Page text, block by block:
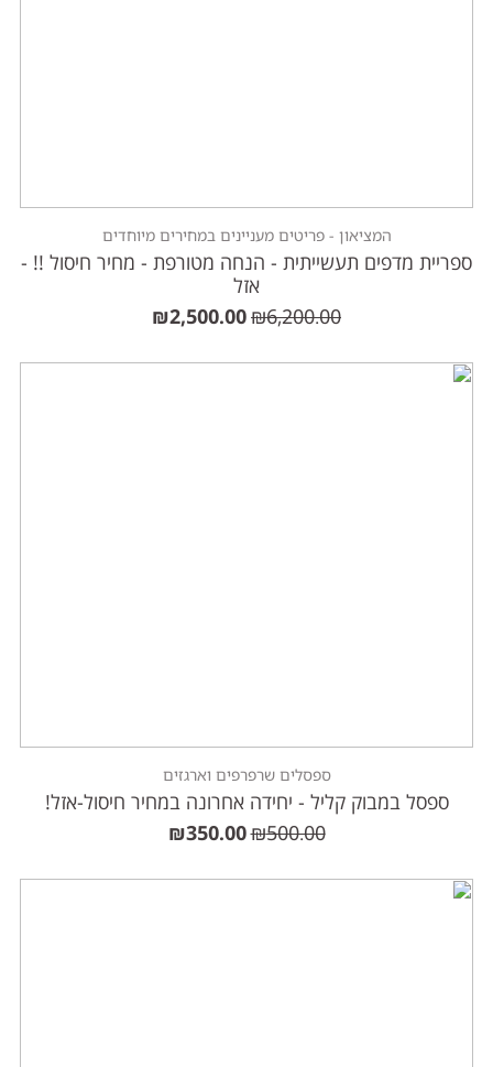
המציאון - פריטים מעניינים במחירים מיוחדים
ספריית מדפים תעשייתית - הנחה מטורפת - מחיר חיסול !! -
אזל
₪6,200.00
₪2,500.00
ספסלים שרפרפים וארגזים
ספסל במבוק קליל - יחידה אחרונה במחיר חיסול-אזל!
₪500.00
₪350.00